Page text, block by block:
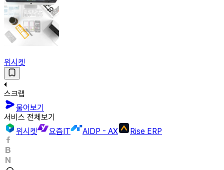
위시켓
스크랩
물어보기
서비스 전체보기
위시켓
요즘IT AIDP - AX Rise ERP